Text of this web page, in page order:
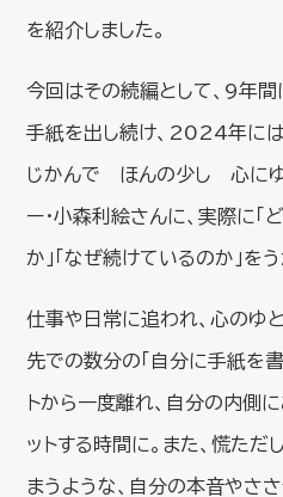
を紹介しました。
今回はその続編として、9年
手紙を出し続け、2024年には
じかんで ほんの少し 心にゆ
ー・小森利絵さんに、実際に
か」「なぜ続けているのか」を
仕事や日常に追われ、心のゆ
先での数分の「自分に手紙を書
トから一度離れ、自分の内側
ットする時間に。また、慌た
まうような、自分の本音やさ